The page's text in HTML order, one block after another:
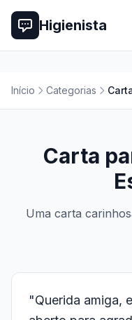
Higienista
Início Categorias
Carta
Uma carta
"Querida amiga,